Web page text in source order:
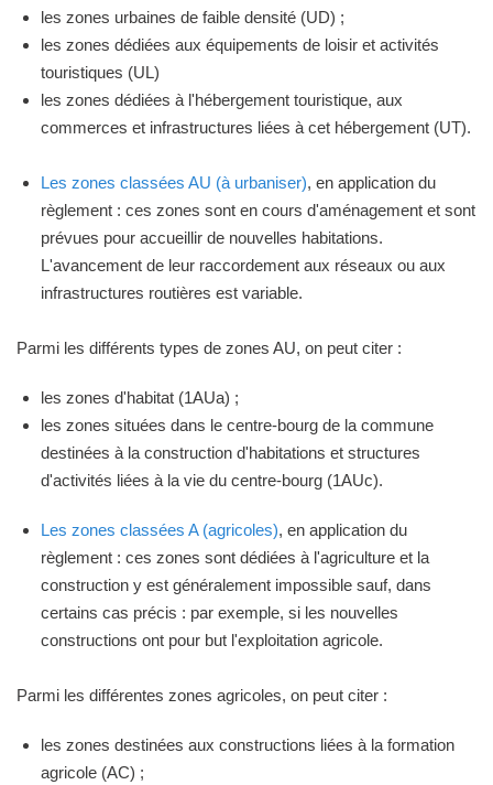
les zones urbaines de faible densité (UD) ;
les zones dédiées aux équipements de loisir et activités
touristiques (UL)
les zones dédiées à l'hébergement touristique, aux
commerces et infrastructures liées à cet hébergement (UT).
Les zones classées AU (à urbaniser), en application du
règlement : ces zones sont en cours d'aménagement et sont
prévues pour accueillir de nouvelles habitations.
L'avancement de leur raccordement aux réseaux ou aux
infrastructures routières est variable.
Parmi les différents types de zones AU, on peut citer :
les zones d'habitat (1AUa) ;
les zones situées dans le centre-bourg de la commune
destinées à la construction d'habitations et structures
d'activités liées à la vie du centre-bourg (1AUc).
Les zones classées A (agricoles), en application du
règlement : ces zones sont dédiées à l'agriculture et la
construction y est généralement impossible sauf, dans
certains cas précis : par exemple, si les nouvelles
constructions ont pour but l'exploitation agricole.
Parmi les différentes zones agricoles, on peut citer :
les zones destinées aux constructions liées à la formation
agricole (AC) ;